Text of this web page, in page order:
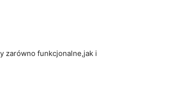
zarówno ‌funkcjonalne,jak i⁢